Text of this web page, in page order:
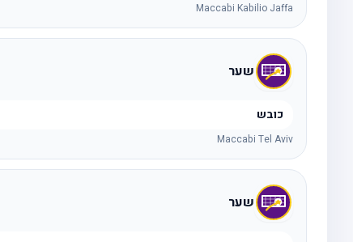
Maccabi Kabilio Jaffa
שער
כובש
Maccabi Tel Aviv
שער